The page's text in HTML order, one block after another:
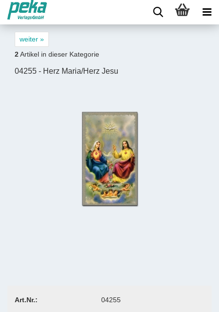
weiter »
2Artikel in dieser Kategorie
04255 - Herz Maria/Herz Jesu
Art.Nr.: 04255